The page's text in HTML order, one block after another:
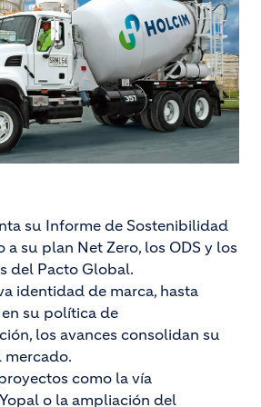
su Informe de Sostenibilidad
a su plan Net Zero, los ODS y los
del Pacto Global.
identidad de marca, hasta
su política de
los avances consolidan su
mercado.
como la vía
o la ampliación del